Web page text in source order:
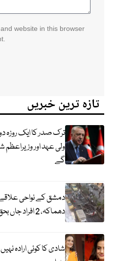
website in this browser
تازہ ترین خبریں
ترک صدر کا ایک روزہ
ولی عہد اور
گے
دمشق کے نواحی
دھماکہ، 2 افراد جاں بحق، متعدد زخمی
شادی کا کوئی ارادہ